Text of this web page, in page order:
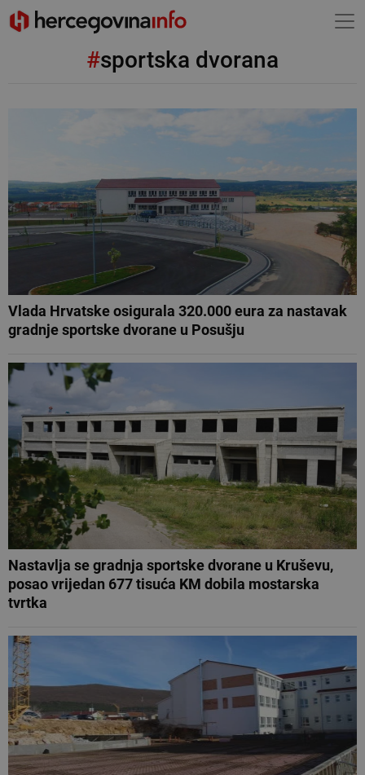
#sportska dvorana
Vlada Hrvatske osigurala 320.000 eura za nastavak
gradnje sportske dvorane u Posušju
Nastavlja se gradnja sportske dvorane u Kruševu,
posao vrijedan 677 tisuća KM dobila mostarska
tvrtka